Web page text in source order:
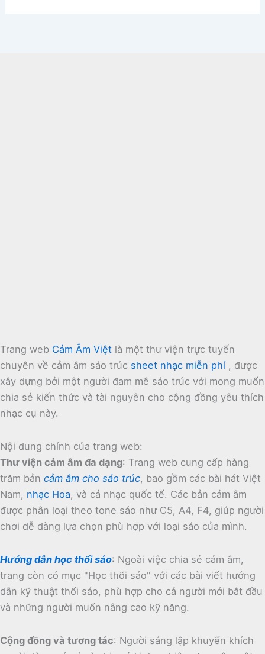
Trang web Cảm Âm Việt là một thư viện trực tuyến
chuyên về cảm âm sáo trúc sheet nhạc miễn phí , được
xây dựng bởi một người đam mê sáo trúc với mong muốn
chia sẻ kiến thức và tài nguyên cho cộng đồng yêu thích
nhạc cụ này.
Nội dung chính của trang web:
Thư viện cảm âm đa dạng: Trang web cung cấp hàng
trăm bản cảm âm cho sáo trúc, bao gồm các bài hát Việt
Nam, nhạc Hoa, và cả nhạc quốc tế. Các bản cảm âm
được phân loại theo tone sáo như C5, A4, F4, giúp người
chơi dễ dàng lựa chọn phù hợp với loại sáo của mình.
Hướng dẫn học thổi sáo: Ngoài việc chia sẻ cảm âm,
trang còn có mục "Học thổi sáo" với các bài viết hướng
dẫn kỹ thuật thổi sáo, phù hợp cho cả người mới bắt đầu
và những người muốn nâng cao kỹ năng.
Cộng đồng và tương tác: Người sáng lập khuyến khích